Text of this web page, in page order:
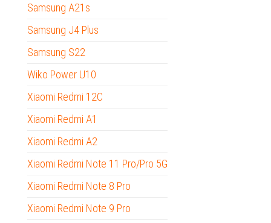
Samsung A21s
Samsung J4 Plus
Samsung S22
Wiko Power U10
Xiaomi Redmi 12C
Xiaomi Redmi A1
Xiaomi Redmi A2
Xiaomi Redmi Note 11 Pro/Pro 5G
Xiaomi Redmi Note 8 Pro
Xiaomi Redmi Note 9 Pro